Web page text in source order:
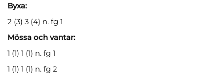
Byxa:
2 (3) 3 (4) n. fg 1
Mössa och vantar:
1 (1) 1 (1) n. fg 1
1 (1) 1 (1) n. fg 2